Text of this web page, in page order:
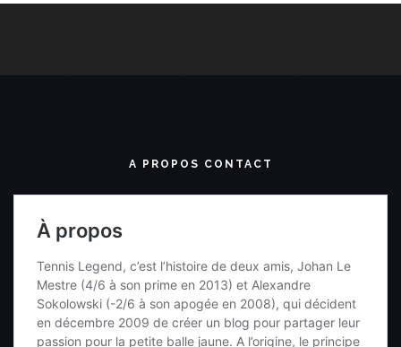
A PROPOS CONTACT